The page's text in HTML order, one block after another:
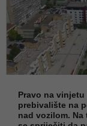
Pravo na
prebivalište na
nad vozilom.